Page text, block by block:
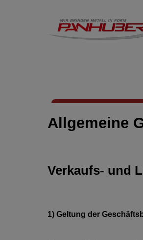
Allgemeine
Verkaufs- und
1) Geltung der